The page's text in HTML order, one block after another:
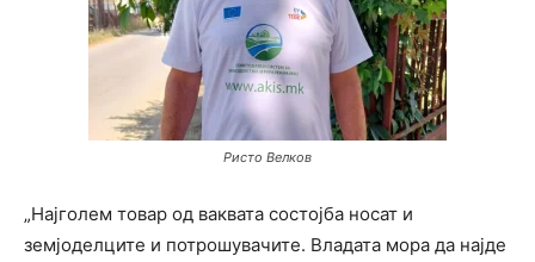
Ристо Велков
„Најголем товар од ваквата состојба носат и
земјоделците и потрошувачите. Владата мора да најде